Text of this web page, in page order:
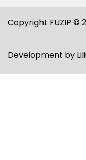
Copyright FUZIP ©
Development by